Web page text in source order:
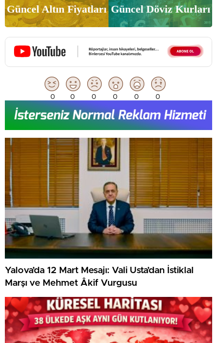
Güncel Altın Fiyatları Güncel Döviz Kurları
0 0 0 0 0 0
Yalova’da 12 Mart Mesajı: Vali Usta’dan İstiklal
Marşı ve Mehmet Âkif Vurgusu